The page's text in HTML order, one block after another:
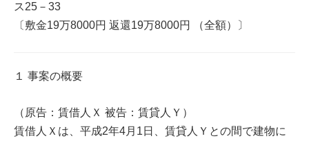
ス25－33
〔敷金19万8000円 返還19万8000円 （全額）〕
１ 事案の概要
（原告：賃借人Ｘ 被告：賃貸人Ｙ）
賃借人Ｘは、平成2年4月1日、賃貸人Ｙとの間で建物に